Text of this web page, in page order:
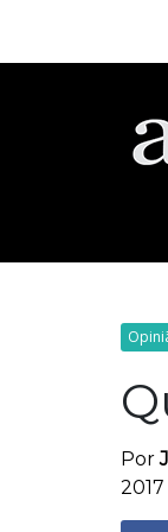
Por
2017